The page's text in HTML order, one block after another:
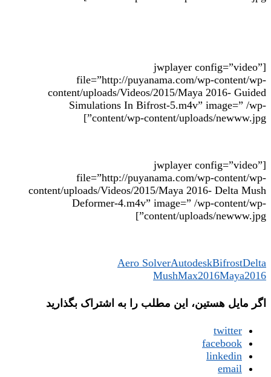
[jwplayer config=”video”
file=”http://puyanama.com/wp-content/wp-
content/uploads/Videos/2015/Maya 2016- Guided
Simulations In Bifrost-5.m4v” image=” /wp-
content/wp-content/uploads/newww.jpg”]
[jwplayer config=”video”
file=”http://puyanama.com/wp-content/wp-
content/uploads/Videos/2015/Maya 2016- Delta Mush
Deformer-4.m4v” image=” /wp-content/wp-
content/uploads/newww.jpg”]
Aero SolverAutodeskBifrostDelta
MushMax2016Maya2016
اگر مایل هستین، این مطلب را به اشتراک بگذارید
twitter
facebook
linkedin
email